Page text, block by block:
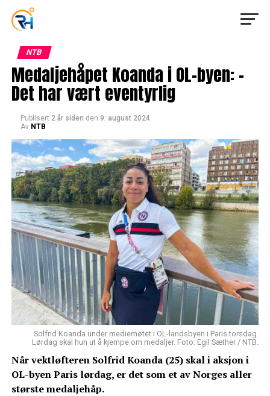
NTB
Medaljehåpet Koanda i OL-byen: –
Det har vært eventyrlig
Publisert 2 år siden den 9. august 2024
Av NTB
Solfrid Koanda under mediemøtet i OL-landsbyen i Paris torsdag.
Lørdag skal hun ut å kjempe om medaljer. Foto: Egil Sæther / NTB.
Når vektløfteren Solfrid Koanda (25) skal i aksjon i
OL-byen Paris lørdag, er det som et av Norges aller
største medaljehåp.